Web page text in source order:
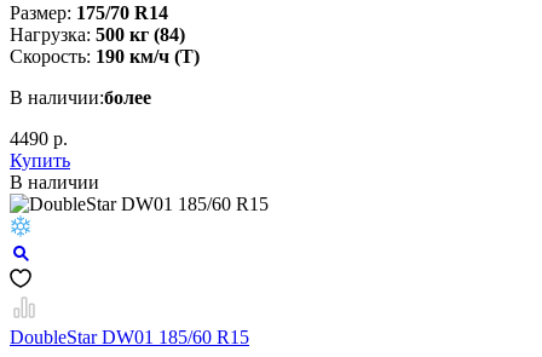
Размер: 175/70 R14
Нагрузка: 500 кг (84)
Скорость: 190 км/ч (T)
В наличии:более
4490 р.
Купить
В наличии
DoubleStar DW01 185/60 R15